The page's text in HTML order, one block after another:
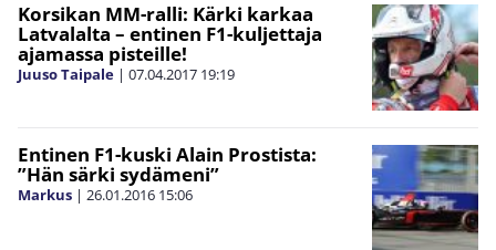
Korsikan MM-ralli: Kärki karkaa
Latvalalta – entinen F1-kuljettaja
ajamassa pisteille!
Juuso Taipale | 07.04.2017 19:19
Entinen F1-kuski Alain Prostista:
”Hän särki sydämeni”
Markus | 26.01.2016 15:06